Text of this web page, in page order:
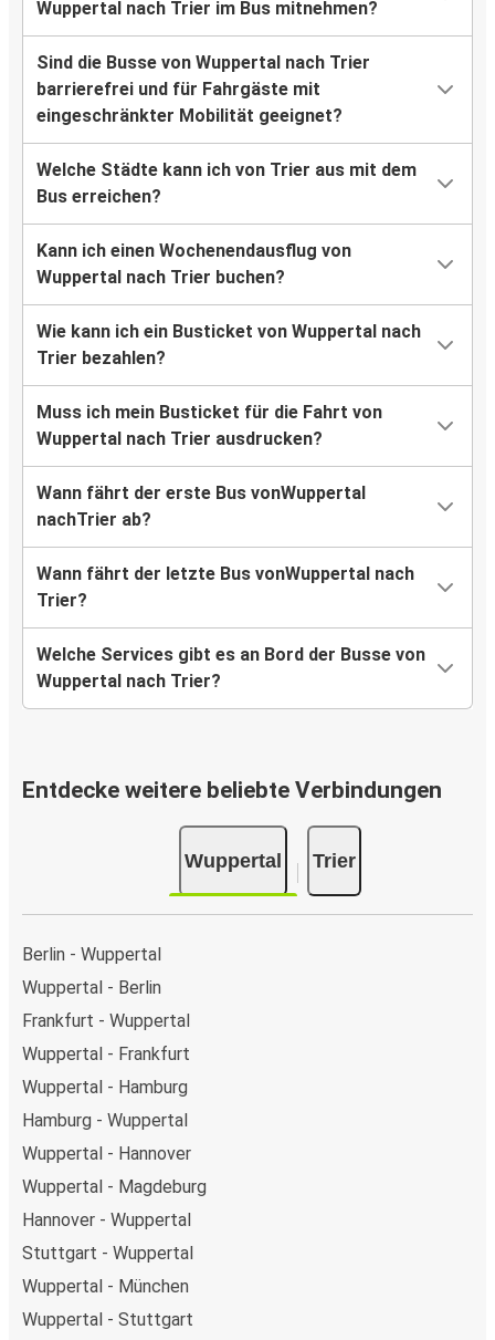
Wuppertal nach Trier im Bus mitnehmen?
Sind die Busse von Wuppertal nach Trier
barrierefrei und für Fahrgäste mit
eingeschränkter Mobilität geeignet?
Welche Städte kann ich von Trier aus mit dem
Bus erreichen?
Kann ich einen Wochenendausflug von
Wuppertal nach Trier buchen?
Wie kann ich ein Busticket von Wuppertal nach
Trier bezahlen?
Muss ich mein Busticket für die Fahrt von
Wuppertal nach Trier ausdrucken?
Wann fährt der erste Bus vonWuppertal
nachTrier ab?
Wann fährt der letzte Bus vonWuppertal nach
Trier?
Welche Services gibt es an Bord der Busse von
Wuppertal nach Trier?
Entdecke weitere beliebte Verbindungen
Wuppertal Trier
Berlin - Wuppertal
Wuppertal - Berlin
Frankfurt - Wuppertal
Wuppertal - Frankfurt
Wuppertal - Hamburg
Hamburg - Wuppertal
Wuppertal - Hannover
Wuppertal - Magdeburg
Hannover - Wuppertal
Stuttgart - Wuppertal
Wuppertal - München
Wuppertal - Stuttgart